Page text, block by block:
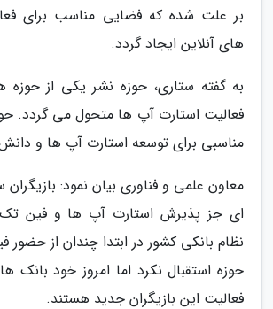
بر علت شده که فضایی مناسب برای
های آنلاین ایجاد گردد.
به گفته ستاری، حوزه نشر یکی از
فعالیت استارت آپ ها متحول می گردد.
مناسبی برای توسعه استارت آپ ها و
معاون علمی و فناوری بیان نمود:
ای جز پذیرش استارت آپ ها و فین تک
نظام بانکی کشور در ابتدا چندان از
حوزه استقبال نکرد اما امروز خود بانک
فعالیت این بازیگران جدید هستند.